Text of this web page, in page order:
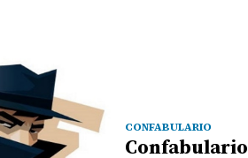
CONFABULARIO
Confabulario